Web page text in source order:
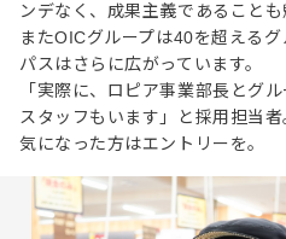
ンデなく、成果主義であることも
またOICグループは40を超える
パスはさらに広がっています。
「実際に、ロピア事業部長とグ
スタッフもいます」と採用担当者
気になった方はエントリーを。